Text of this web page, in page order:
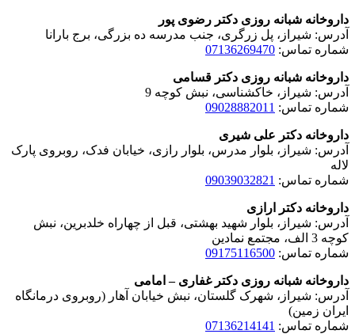
داروخانه شبانه روزی دکتر رضوی پور
آدرس: شیراز، پل زرگری، جنب مدرسه ده بزرگی، برج بارانا
شماره تماس: 07136269470
داروخانه شبانه روزی دکتر قسامی
آدرس: شیراز، خاکشناسی، نبش کوچه 9
شماره تماس: 09028882011
داروخانه دکتر علی شیری
آدرس: شیراز، بلوار مدرس، بلوار رازی، خیابان فدک، روبروی پارک
لاله
شماره تماس: 09039032821
داروخانه دکتر ارازی
آدرس: شیراز، بلوار شهید بهشتی، قبل از چهاراه خلدبرین، نبش
کوچه 3 الف، مجتمع نمادین
شماره تماس: 09175116500
داروخانه شبانه روزی دکتر غفاری – امامی
آدرس: شیراز، شهرک گلستان، نبش خیابان آهار (روبروی درمانگاه
ایران زمین)
شماره تماس: 07136214141